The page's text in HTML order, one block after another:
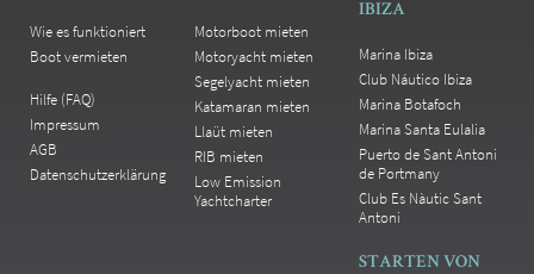
Wie es funktioniert
Boot vermieten
Hilfe (FAQ)
Impressum
AGB
Datenschutzerklärung
Motorboot mieten
Motoryacht mieten
Segelyacht mieten
Katamaran mieten
Llaüt mieten
RIB mieten
Low Emission
Yachtcharter
IBIZA
Marina Ibiza
Club Náutico Ibiza
Marina Botafoch
Marina Santa Eulalia
Puerto de Sant Antoni
de Portmany
Club Es Nàutic Sant
Antoni
STARTEN VON